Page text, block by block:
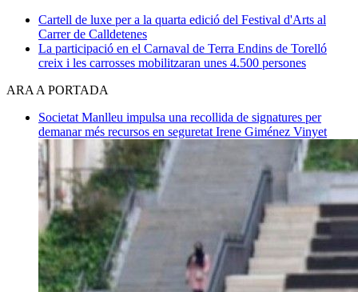
Cartell de luxe per a la quarta edició del Festival d'Arts al
Carrer de Calldetenes
La participació en el Carnaval de Terra Endins de Torelló
creix i les carrosses mobilitzaran unes 4.500 persones
ARA A PORTADA
Societat Manlleu impulsa una recollida de signatures per
demanar més recursos en seguretat Irene Giménez Vinyet